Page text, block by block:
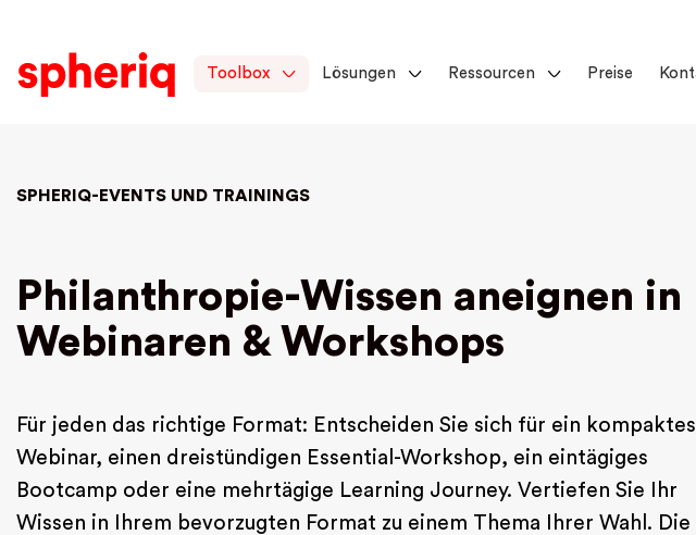
SPHERIQ-EVENTS UND TRAININGS
Philanthropie-Wissen aneignen in
Webinaren & Workshops
Für jeden das richtige Format: Entscheiden Sie sich für ein kompaktes
Webinar, einen dreistündigen Essential-Workshop, ein eintägiges
Bootcamp oder eine mehrtägige Learning Journey. Vertiefen Sie Ihr
Wissen in Ihrem bevorzugten Format zu einem Thema Ihrer Wahl. Die